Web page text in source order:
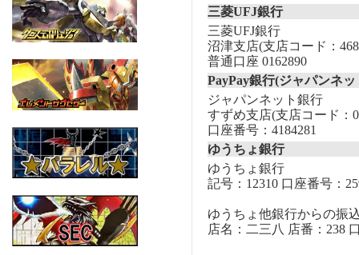
三菱UFJ銀行
三菱UFJ銀行
沼津支店(支店コード：
普通口座 0162890
PayPay銀行(ジャパンネ
ジャパンネット銀行
すずめ支店(支店コード：
口座番号：4184281
ゆうちょ銀行
ゆうちょ銀行
記号：12310 口座番号：
ゆうちょ他銀行からの振
店名：二三八 店番：238